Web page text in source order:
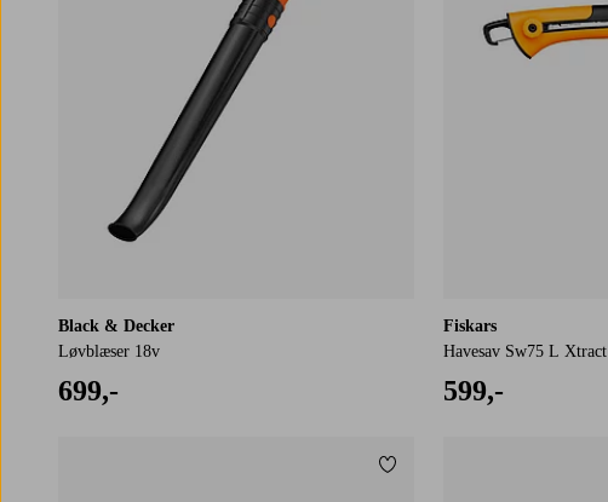
Black & Decker
Løvblæser 18v
699,-
Fiskars
Havesav Sw75 L Xtract
599,-
Tilføj til favoritter